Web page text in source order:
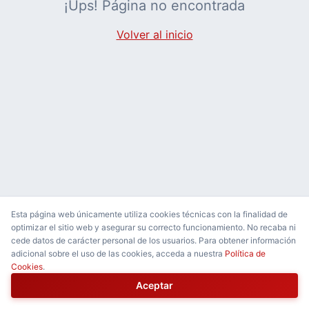
Esta página web únicamente utiliza cookies técnicas con la finalidad de
optimizar el sitio web y asegurar su correcto funcionamiento. No recaba ni
cede datos de carácter personal de los usuarios. Para obtener información
adicional sobre el uso de las cookies, acceda a nuestra Política de
Cookies.
Aceptar
¡Ups! Página no encontrada
Volver al inicio